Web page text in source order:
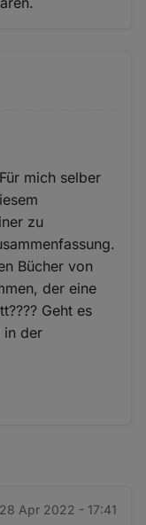
mich selber
zu
Bücher von
der eine
Geht es
in der
Apr 2022 - 17:41